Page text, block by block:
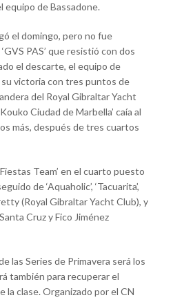
equipo de Bassadone.
el domingo, pero no fue
PAS’ que resistió con dos
el descarte, el equipo de
victoria con tres puntos de
del Royal Gibraltar Yacht
Ciudad de Marbella’ caía al
más, después de tres cuartos
Team’ en el cuarto puesto
de ‘Aquaholic’, ‘Tacuarita’,
(Royal Gibraltar Yacht Club), y
Cruz y Fico Jiménez
las Series de Primavera será los
también para recuperar el
la clase. Organizado por el CN